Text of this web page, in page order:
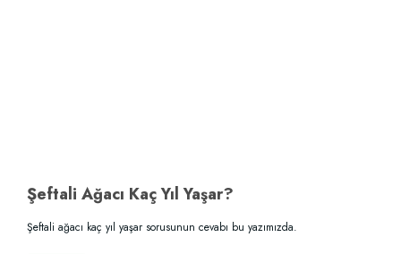
Şeftali Ağacı Kaç Yıl Yaşar?
Şeftali ağacı kaç yıl yaşar sorusunun cevabı bu yazımızda.